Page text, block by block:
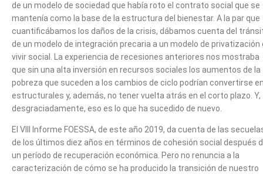
de un modelo de sociedad que había roto el contrato social que se
mantenía como la base de la estructura del bienestar. A la par que
cuantificábamos los daños de la crisis, dábamos cuenta del
de un modelo de integración precaria a un modelo de privatización
vivir social. La experiencia de recesiones anteriores nos mostraba
que sin una alta inversión en recursos sociales los aumentos de la
pobreza que suceden a los cambios de ciclo podrían convertirse
estructurales y, además, no tener vuelta atrás en el corto plazo. Y,
desgraciadamente, eso es lo que ha sucedido de nuevo.
El VIII Informe FOESSA, de este año 2019, da cuenta de las
de los últimos diez años en términos de cohesión social después
un período de recuperación económica. Pero no renuncia a la
caracterización de cómo se ha producido la transición de nuestro